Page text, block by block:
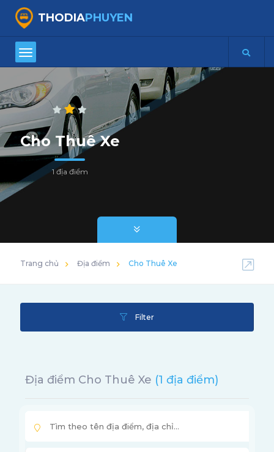
THODIAPHUYEN
Cho Thuê Xe
1 địa điểm
Trang chủ Địa điểm Cho Thuê Xe
Filter
Địa điểm Cho Thuê Xe (1 địa điểm)